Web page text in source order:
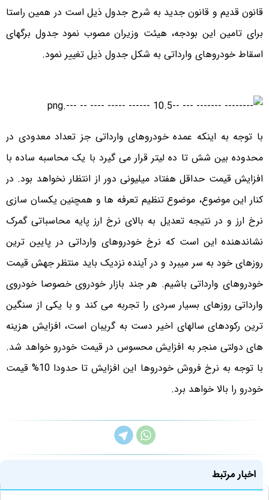
قانون قدیم و قانون جدید به شرح جدول ذیل است در همین راستا
برای تامین این بودجه، هیئت وزیران مصوب نمود جدول برگهای
اسقاط خودروهای وارداتی به شکل جدول ذیل تغییر نمود.
با توجه به اینکه عمده خودروهای وارداتی جز تعداد معدودی در
محدوده بین شش تا ده لیتر قرار می گیرد با یک محاسبه ساده با
افزایش قیمت حداقل هفتاد میلیونی دور از انتظار نخواهد بود. در
کنار این موضوع، موضوع تنظیم تعرفه ها و همچنین یکسان سازی
نرخ ارز و در نتیجه تعدیل به بالای نرخ ارز پایه محاسباتی گمرک
نشاندهنده این است که نرخ خودروهای وارداتی در پایین ترین
روزهای خود به سر میبرد و در آینده نزدیک باید منتظر جهش قیمت
خودروهای وارداتی باشیم. هر جند بازار خودروی خصوصا خودروی
وارداتی روزهای بسیار سردی را تجربه می کند و با یکی از سنگین
ترین رکودهای سالهای اخیر دست به گریبان است، افزایش هزینه
های دولتی منجر به افزایش محسوس در قیمت خودرو خواهد شد.
با توجه به نرخ فروش خودروها این افزایش تا حدودا 10% قیمت
خودرو را بالا خواهد برد.
اخبار مرتبط